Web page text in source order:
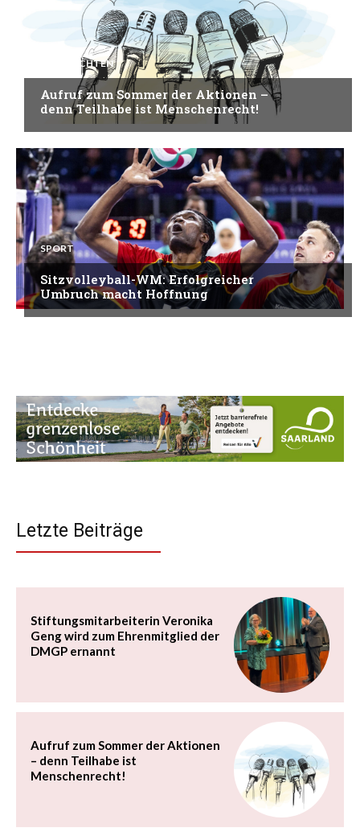
NACHRICHTEN
Aufruf zum Sommer der Aktionen –
denn Teilhabe ist Menschenrecht!
SPORT
Sitzvolleyball-WM: Erfolgreicher
Umbruch macht Hoffnung
Letzte Beiträge
Stiftungsmitarbeiterin Veronika
Geng wird zum Ehrenmitglied der
DMGP ernannt
Aufruf zum Sommer der Aktionen
– denn Teilhabe ist
Menschenrecht!